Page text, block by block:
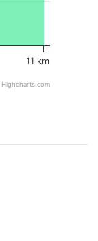
11 km
Highcharts.com